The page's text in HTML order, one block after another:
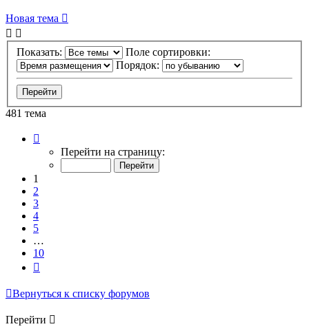
Новая тема
Показать:
Поле сортировки:
Порядок:
481 тема
Перейти на страницу:
1
2
3
4
5
…
10
Вернуться к списку форумов
Перейти